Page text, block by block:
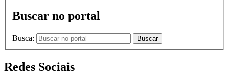
Buscar no portal
Busca: Buscar
Redes Sociais